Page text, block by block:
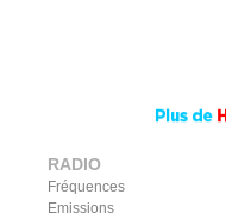
RADIO
Fréquences
Emissions